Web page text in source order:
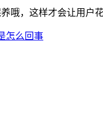
，这样才会让用户花
怎么回事